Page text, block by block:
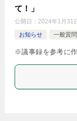
て！」
公開日： 2024年1月31
お知らせ
一般質問
※議事録を参考に